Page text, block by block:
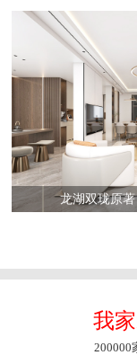
龙湖双珑原
我
200000